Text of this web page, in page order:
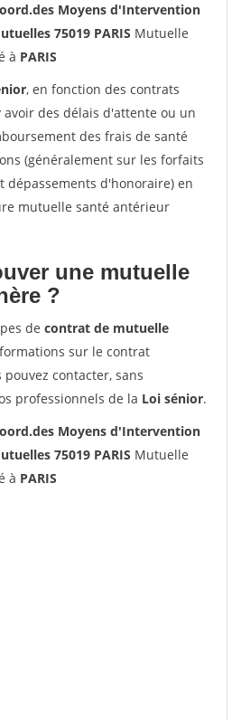
Moyens d'Intervention
75019 PARIS Mutuelle
à PARIS
, en fonction des contrats
avoir des délais d'attente ou un
des frais de santé
(généralement sur les forfaits
dépassements d'honoraire) en
mutuelle santé antérieur
une mutuelle
?
de contrat de mutuelle
sur le contrat
pouvez contacter, sans
professionnels de la Loi sénior.
Moyens d'Intervention
75019 PARIS Mutuelle
à PARIS